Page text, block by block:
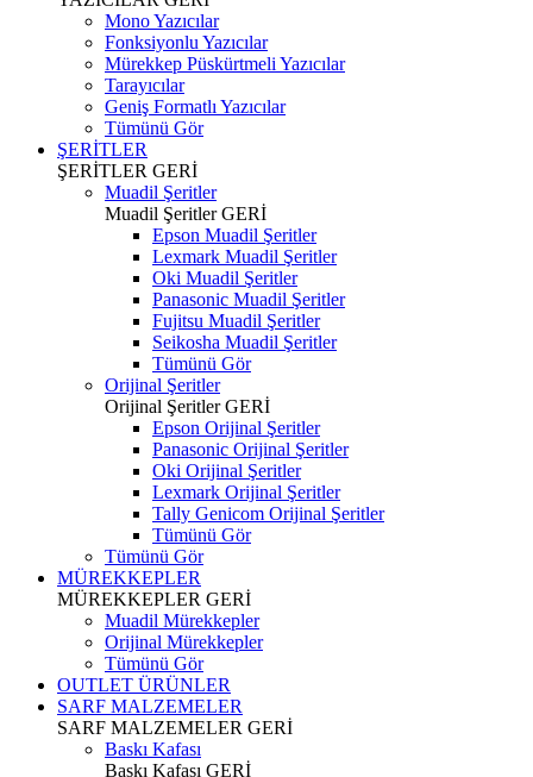
Mono Yazıcılar
Fonksiyonlu Yazıcılar
Mürekkep Püskürtmeli Yazıcılar
Tarayıcılar
Geniş Formatlı Yazıcılar
Tümünü Gör
ŞERİTLER
ŞERİTLER GERİ
Muadil Şeritler
Muadil ŞeritlerGERİ
Epson Muadil Şeritler
Lexmark Muadil Şeritler
Oki Muadil Şeritler
Panasonic Muadil Şeritler
Fujitsu Muadil Şeritler
Seikosha Muadil Şeritler
Tümünü Gör
Orijinal Şeritler
Orijinal ŞeritlerGERİ
Epson Orijinal Şeritler
Panasonic Orijinal Şeritler
Oki Orijinal Şeritler
Lexmark Orijinal Şeritler
Tally Genicom Orijinal Şeritler
Tümünü Gör
Tümünü Gör
MÜREKKEPLER
MÜREKKEPLER GERİ
Muadil Mürekkepler
Orijinal Mürekkepler
Tümünü Gör
OUTLET ÜRÜNLER
SARF MALZEMELER
SARF MALZEMELER GERİ
Baskı Kafası
Baskı Kafası GERİ